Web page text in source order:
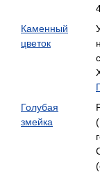
Каменный
цветок
Голубая
змейка